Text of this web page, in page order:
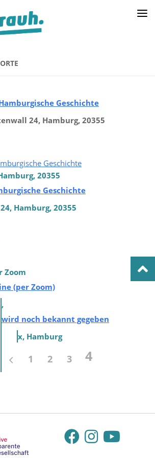
Geschichte
24, Hamburg, 20355
Geschichte
20355
Geschichte
Hamburg, 20355
Zoom
(per Zoom)
,
wird noch bekannt gegeben
x, Hamburg
1 2 3 4